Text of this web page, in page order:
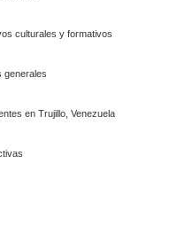
culturales y formativos
generales
en Trujillo, Venezuela